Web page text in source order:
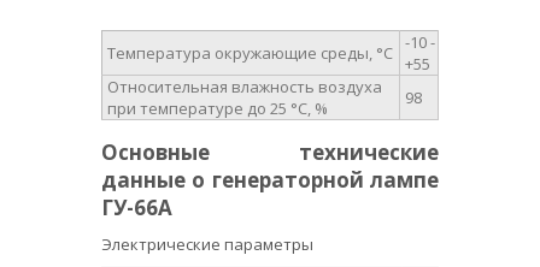
Температура окружающие среды, °С -10 -
+55
Относительная влажность воздуха
при температуре до 25 °С, %
98
Основные технические
данные о генераторной лампе
ГУ-66А
Электрические параметры